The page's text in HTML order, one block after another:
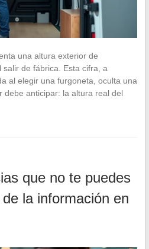
una altura exterior de
de fábrica. Esta cifra, a
al elegir una furgoneta, oculta una
debe anticipar: la altura real del
que no te puedes
la información en